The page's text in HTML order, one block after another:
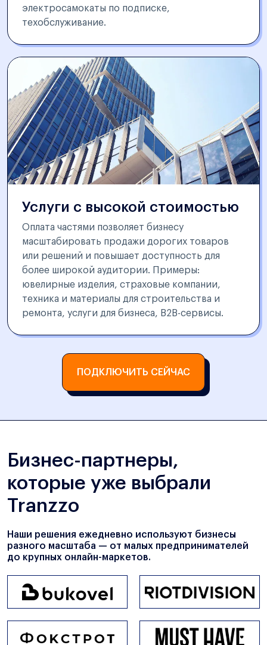
электросамокаты по подписке,
техобслуживание.
Услуги с высокой стоимостью
Оплата частями позволяет бизнесу
масштабировать продажи дорогих товаров
или решений и повышает доступность для
более широкой аудитории. Примеры:
ювелирные изделия, страховые компании,
техника и материалы для строительства и
ремонта, услуги для бизнеса, B2B-сервисы.
ПОДКЛЮЧИТЬ СЕЙЧАС
Бизнес-партнеры,
которые уже выбрали
Tranzzo
Наши решения ежедневно используют бизнесы
разного масштаба — от малых предпринимателей
до крупных онлайн-маркетов.